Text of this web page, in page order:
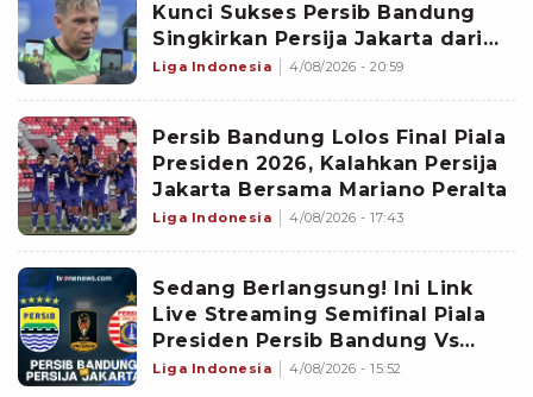
Kunci Sukses Persib Bandung
Singkirkan Persija Jakarta dari
Piala Presiden 2026
Liga Indonesia 4/08/2026 - 20:59
Persib Bandung Lolos Final Piala
Presiden 2026, Kalahkan Persija
Jakarta Bersama Mariano Peralta
Liga Indonesia 4/08/2026 - 17:43
Sedang Berlangsung! Ini Link
Live Streaming Semifinal Piala
Presiden Persib Bandung Vs
Persija, Ada Peralta
Liga Indonesia 4/08/2026 - 15:52